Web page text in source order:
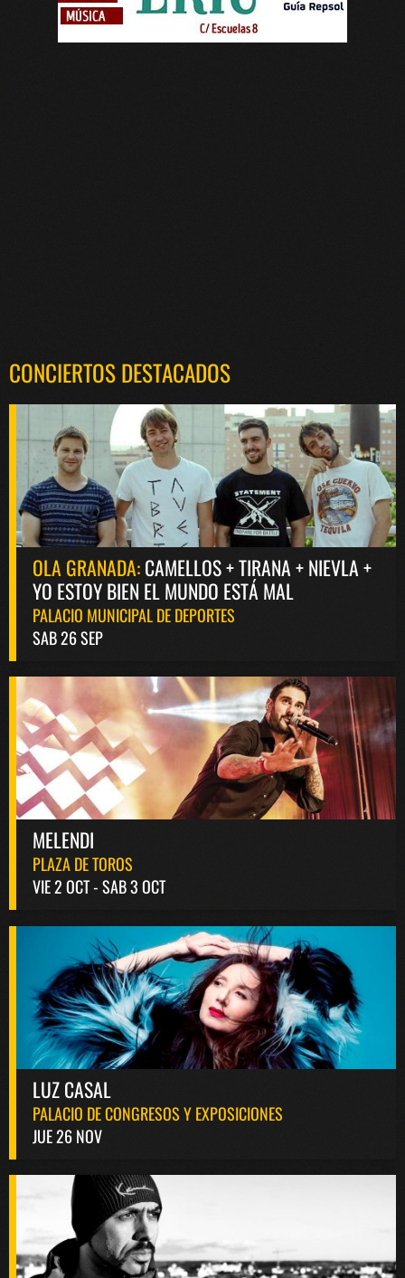
CONCIERTOS DESTACADOS
OLA GRANADA:CAMELLOS + TIRANA + NIEVLA +
YO ESTOY BIEN EL MUNDO ESTÁ MAL
PALACIO MUNICIPAL DE DEPORTES
SAB 26 SEP
MELENDI
PLAZA DE TOROS
VIE 2 OCT - SAB 3 OCT
LUZ CASAL
PALACIO DE CONGRESOS Y EXPOSICIONES
JUE 26 NOV